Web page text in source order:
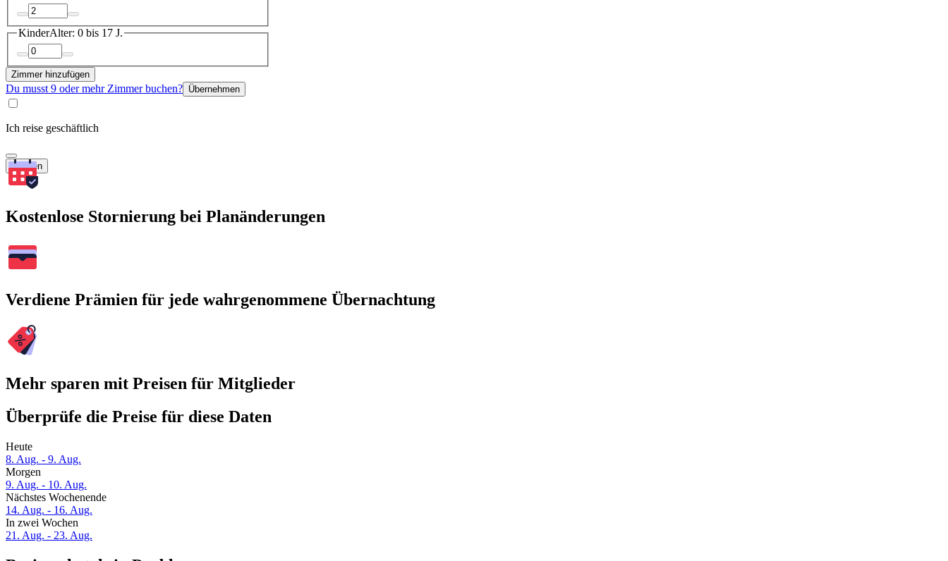
KinderAlter: 0 bis 17 J.
Zimmer hinzufügen
Du musst 9 oder mehr Zimmer buchen? Übernehmen
Ich reise geschäftlich
Suchen
Kostenlose Stornierung bei Planänderungen
Verdiene Prämien für jede wahrgenommene Übernachtung
Mehr sparen mit Preisen für Mitglieder
Überprüfe die Preise für diese Daten
Heute
8. Aug. - 9. Aug.
Morgen
9. Aug. - 10. Aug.
Nächstes Wochenende
14. Aug. - 16. Aug.
In zwei Wochen
21. Aug. - 23. Aug.